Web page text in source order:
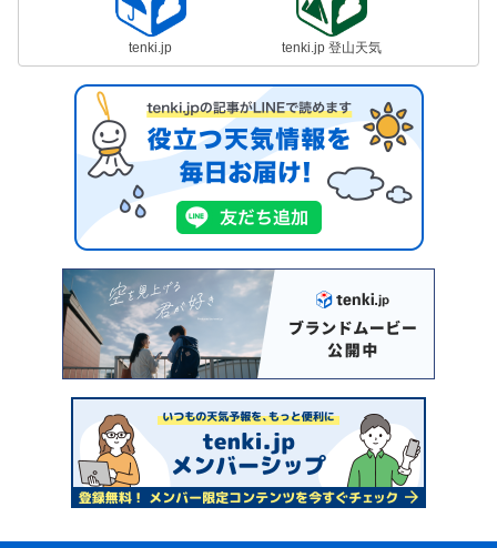
tenki.jp tenki.jp 登山天気